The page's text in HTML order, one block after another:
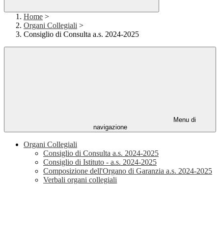
Home >
Organi Collegiali >
Consiglio di Consulta a.s. 2024-2025
Menu di
navigazione
Organi Collegiali
Consiglio di Consulta a.s. 2024-2025
Consiglio di Istituto - a.s. 2024-2025
Composizione dell'Organo di Garanzia a.s. 2024-2025
Verbali organi collegiali